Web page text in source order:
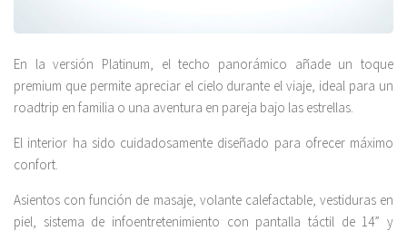
En la versión Platinum, el techo panorámico añade un toque
premium que permite apreciar el cielo durante el viaje, ideal para un
roadtrip en familia o una aventura en pareja bajo las estrellas.
El interior ha sido cuidadosamente diseñado para ofrecer máximo
confort.
Asientos con función de masaje, volante calefactable, vestiduras en
piel, sistema de infoentretenimiento con pantalla táctil de 14” y